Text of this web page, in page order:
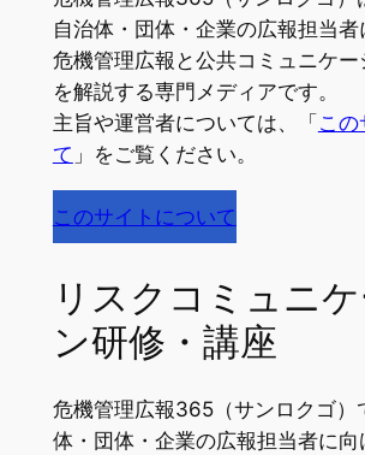
自治体・団体・企業の広報担当者
危機管理広報と公共コミュニケー
を解説する専門メディアです。
主旨や運営者については、「 こ
て 」をご覧ください。
このサイトについて
リスクコミュニ
ン研修・講座
危機管理広報365（サンロクゴ）
体・団体・企業の広報担当者に向